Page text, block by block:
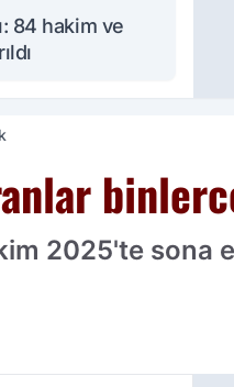
84 hakim ve
2025'te sona